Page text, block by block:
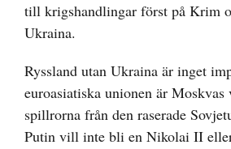
till krigshandlingar först på Krim
Ukraina.
Ryssland utan Ukraina är inget
euroasiatiska unionen är
spillrorna från den raserade
Putin vill inte bli en Nikolai II